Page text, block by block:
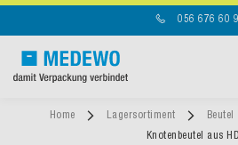
056 676 60
Home Lagersortiment Beutel
Knotenbeutel aus